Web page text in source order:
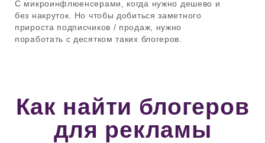
С микроинфлюенсерами, когда нужно дешево и
без накруток. Но чтобы добиться заметного
прироста подписчиков / продаж, нужно
поработать с десятком таких блогеров.
Как найти блогеров
для рекламы